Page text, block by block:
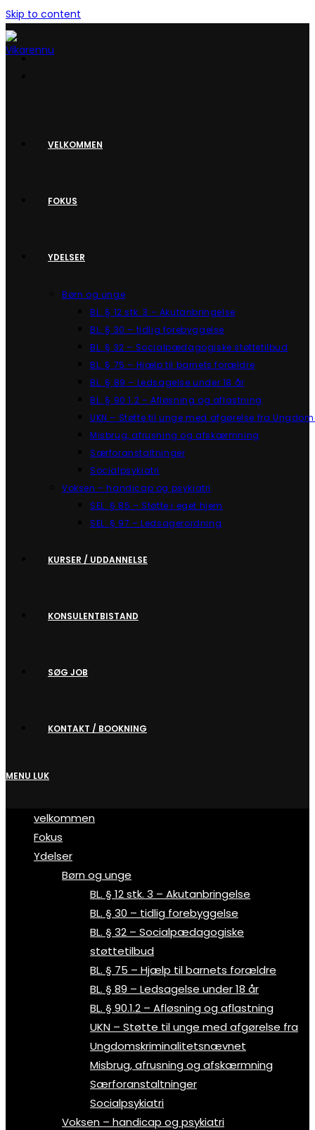
Skip to content
VELKOMMEN
FOKUS
YDELSER
Børn og unge
BL. § 12 stk. 3 – Akutanbringelse
BL. § 30 – tidlig forebyggelse
BL. § 32 – Socialpædagogiske støttetilbud
BL. § 75 – Hjælp til barnets forældre
BL. § 89 – Ledsagelse under 18 år
BL. § 90.1.2 – Afløsning og aflastning
UKN – Støtte til unge med afgørelse fra
Misbrug, afrusning og afskærmning
Særforanstaltninger
Socialpsykiatri
Voksen – handicap og psykiatri
SEL. § 85 – Støtte i eget hjem
SEL. § 97 – Ledsagerordning
KURSER / UDDANNELSE
KONSULENTBISTAND
SØG JOB
KONTAKT / BOOKNING
MENU LUK
velkommen
Fokus
Ydelser
Børn og unge
BL. § 12 stk. 3 – Akutanbringelse
BL. § 30 – tidlig forebyggelse
BL. § 32 – Socialpædagogiske
støttetilbud
BL. § 75 – Hjælp til barnets forældre
BL. § 89 – Ledsagelse under 18 år
BL. § 90.1.2 – Afløsning og aflastning
UKN – Støtte til unge med afgørelse fra
Ungdomskriminalitetsnævnet
Misbrug, afrusning og afskærmning
Særforanstaltninger
Socialpsykiatri
Voksen – handicap og psykiatri